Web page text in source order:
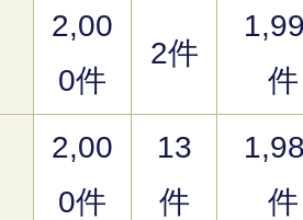
2,00
0件
2件
件
2,00
0件
13
件
件